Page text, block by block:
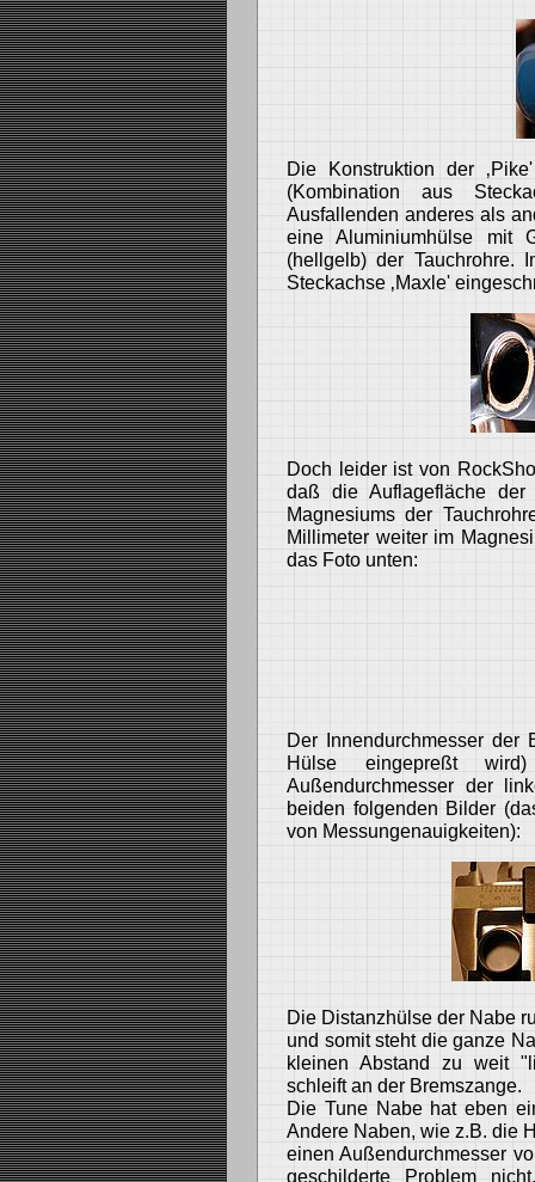
Die Konstruktion der
(Kombination aus
Ausfallenden anderes als
eine Aluminiumhülse mit
(hellgelb) der Tauchrohre.
Steckachse ‚Maxle'
Doch leider ist von
daß die Auflagefläche
Magnesiums der
Millimeter weiter im
das Foto unten:
Der Innendurchmesser
Hülse eingepreßt
Außendurchmesser der
beiden folgenden Bilder
von Messungenauigkeiten):
Die Distanzhülse der Nabe
und somit steht die ganze
kleinen Abstand zu weit
schleift an der Bremszange.
Die Tune Nabe hat eben
Andere Naben, wie z.B. die
einen Außendurchmesser
geschilderte Problem